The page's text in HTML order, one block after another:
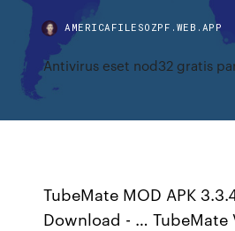
AMERICAFILESOZPF.WEB.APP
Antivirus eset nod32 gratis
TubeMate MOD APK
Download - … TubeMate